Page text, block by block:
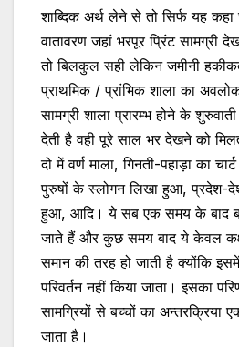
शाब्दिक अर्थ लेने से तो सिर्फ यह
वातावरण जहां भरपूर प्रिंट सामग्री
तो बिलकुल सही लेकिन जमीनी
प्राथमिक / प्रांभिक शाला का
सामग्री शाला प्रारम्भ होने के
देती है वही पूरे साल भर देखने को
दो में वर्ण माला, गिनती-पहाड़ा का
पुरुषों के स्लोगन लिखा हुआ, प्रदेश-
हुआ, आदि। ये सब एक समय के बाद
जाते हैं और कुछ समय बाद ये केवल
समान की तरह हो जाती है क्योंकि
परिवर्तन नहीं किया जाता। इसका
सामग्रियों से बच्चों का अन्तरक्रिया
जाता है।